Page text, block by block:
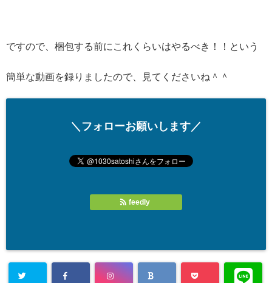
ですので、梱包する前にこれくらいはやるべき！！という
簡単な動画を録りましたので、見てくださいね＾＾
＼フォローお願いします／
feedly